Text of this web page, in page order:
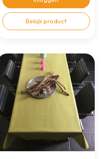
Bekijk product